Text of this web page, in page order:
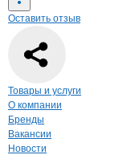
Оставить отзыв
Навигация
Товары и услуги
О компании
Бренды
Вакансии
Новости